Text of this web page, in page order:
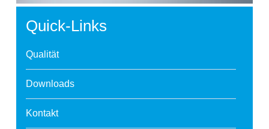
Quick-Links
Qualität
Downloads
Kontakt